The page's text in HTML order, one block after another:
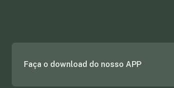
Faça o download do nosso APP